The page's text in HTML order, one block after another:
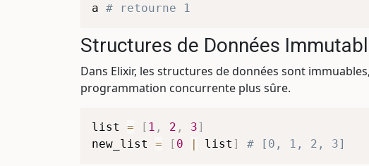
a # retourne 1
Structures de Données
Dans Elixir, les structures de données sont
programmation concurrente plus sûre.
list = [ 1 , 2 , 3]
new_list = [ 0 | list ] # [0, 1, 2, 3]